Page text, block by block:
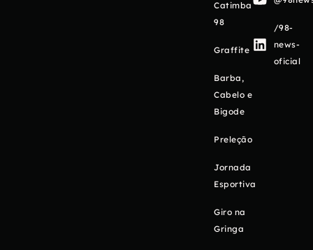
Catimba
98
Graffite
Barba,
Cabelo e
Bigode
Preleção
Jornada
Esportiva
Giro na
Gringa
/98-
news-
oficial